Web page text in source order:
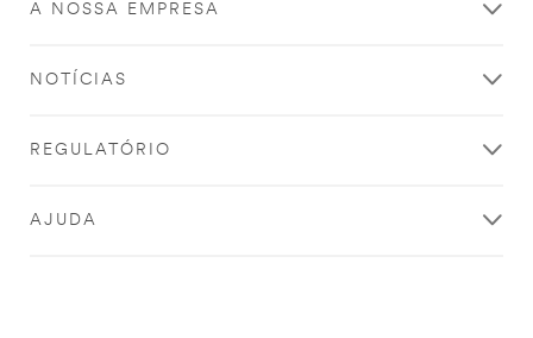
A NOSSA EMPRESA
NOTÍCIAS
REGULATÓRIO
AJUDA